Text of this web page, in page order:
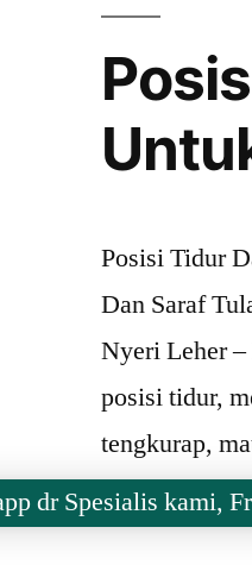
Posisi Tidur
Dan Saraf
Nyeri Leher –
posisi tidur,
tengkurap,
pengaruh
dr Spesialis kami,